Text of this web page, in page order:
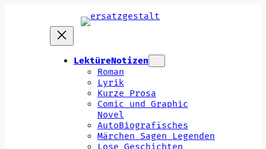
LektüreNotizen
Roman
Lyrik
Kurze Prosa
Comic und Graphic
Novel
AutoBiografisches
Märchen Sagen Legenden
Lose Geschichten